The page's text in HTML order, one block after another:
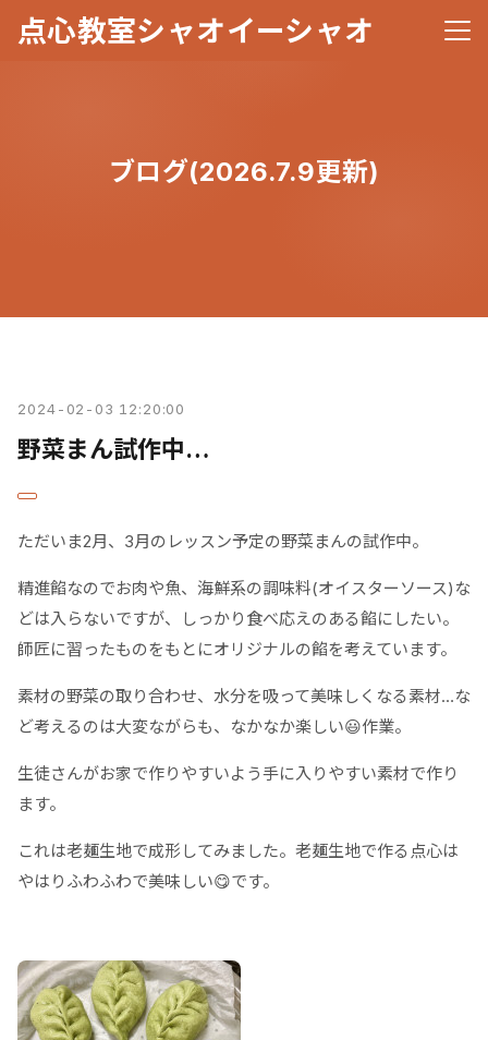
点心教室シャオイーシャオ メニ
ブログ(2026.7.9更新)
2024-02-03 12:20:00
野菜まん試作中…
ただいま2月、3月のレッスン予定の野菜まんの試作中。
精進餡なのでお肉や魚、海鮮系の調味料(オイスターソース)な
どは入らないですが、しっかり食べ応えのある餡にしたい。
師匠に習ったものをもとにオリジナルの餡を考えています。
素材の野菜の取り合わせ、水分を吸って美味しくなる素材…な
ど考えるのは大変ながらも、なかなか楽しい😃作業。
生徒さんがお家で作りやすいよう手に入りやすい素材で作り
ます。
これは老麺生地で成形してみました。老麺生地で作る点心は
やはりふわふわで美味しい😋です。